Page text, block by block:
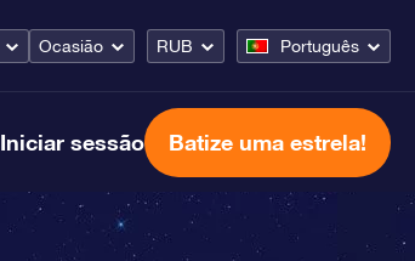
Ocasião RUB Português
Iniciar sessão Batize uma estrela!